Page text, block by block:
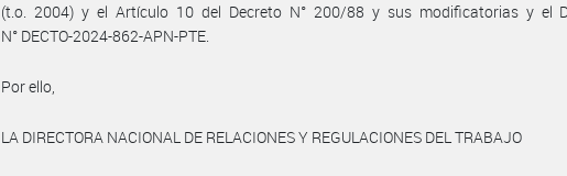
(t.o. 2004) y el Artículo 10 del Decreto N° 200/88 y sus modificatorias y el
N° DECTO-2024-862-APN-PTE.
Por ello,
LA DIRECTORA NACIONAL DE RELACIONES Y REGULACIONES DEL TRABAJO